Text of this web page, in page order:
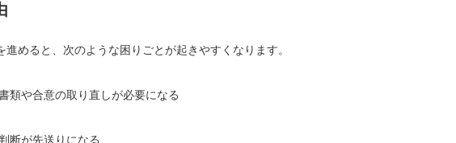
めると、次のような困りごとが起きやすくなります。
類や合意の取り直しが必要になる
断が先送りになる